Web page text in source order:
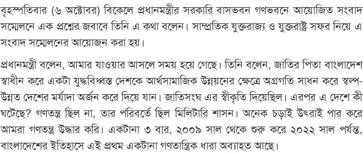
বৃহস্পতিবার (৬ অক্টোবর) বিকেলে প্রধানমন্ত্রীর সরকারি বাসভবন গণভবনে আয়োজিত সংবাদ
সম্মেলনে এক প্রশ্নের জবাবে তিনি এ কথা বলেন। সাম্প্রতিক যুক্তরাজ্য ও যুক্তরাষ্ট্র সফর নিয়ে এ
সংবাদ সম্মেলনের আয়োজন করা হয়।
প্রধানমন্ত্রী বলেন, আমার যাওয়ার আসলে সময় হয়ে গেছে। তিনি বলেন, জাতির পিতা বাংলাদেশ
স্বাধীন করে একটা যুদ্ধবিধ্বস্ত দেশকে আর্থসামাজিক উন্নয়নের ক্ষেত্রে অগ্রগতি সাধন করে স্বল্প-
উন্নত দেশের মর্যাদা অর্জন করে দিয়ে যান। জাতিসংঘ এর স্বীকৃতি দিয়েছিল। এরপর এ দেশে কী
ঘটেছে? গণতন্ত্র ছিল না, তার পরিবর্তে ছিল মিলিটারি শাসন। অনেক চড়াই উৎরাই পার করে
আমরা গণতন্ত্র উদ্ধার করি। একটানা ৩ বার, ২০০৯ সাল থেকে শুরু করে ২০২২ সাল পর্যন্ত,
বাংলাদেশের ইতিহাসে এই প্রথম একটানা গণতান্ত্রিক ধারা অব্যাহত আছে।